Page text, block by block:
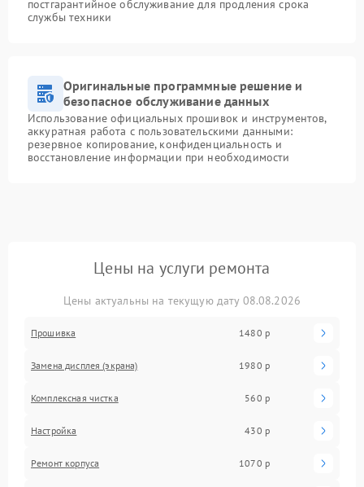
постгарантийное обслуживание для продления срока
службы техники
Оригинальные программные решение и
безопасное обслуживание данных
Использование официальных прошивок и инструментов,
аккуратная работа с пользовательскими данными:
резервное копирование, конфиденциальность и
восстановление информации при необходимости
Цены на услуги ремонта
Цены актуальны на текущую дату 08.08.2026
Прошивка 1480 р
Замена дисплея (экрана) 1980 р
Комплексная чистка 560 р
Настройка 430 р
Ремонт корпуса 1070 р